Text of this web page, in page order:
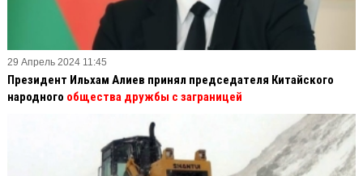
29 Апрель 2024 11:45
Президент Ильхам Алиев принял председателя Китайского
народного общества дружбы с заграницей